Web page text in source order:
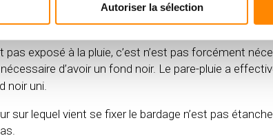
Autoriser la sélection
le bardage ?
pas exposé à la pluie, c’est n’est pas forcément
d’avoir un fond noir. Le pare-pluie a
noir uni.
sur lequel vient se fixer le bardage n’est pas